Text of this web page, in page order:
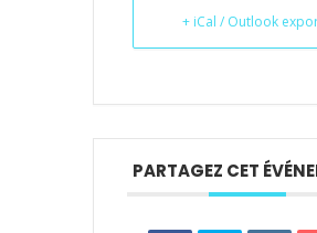
+ iCal / Outlook
PARTAGEZ CET